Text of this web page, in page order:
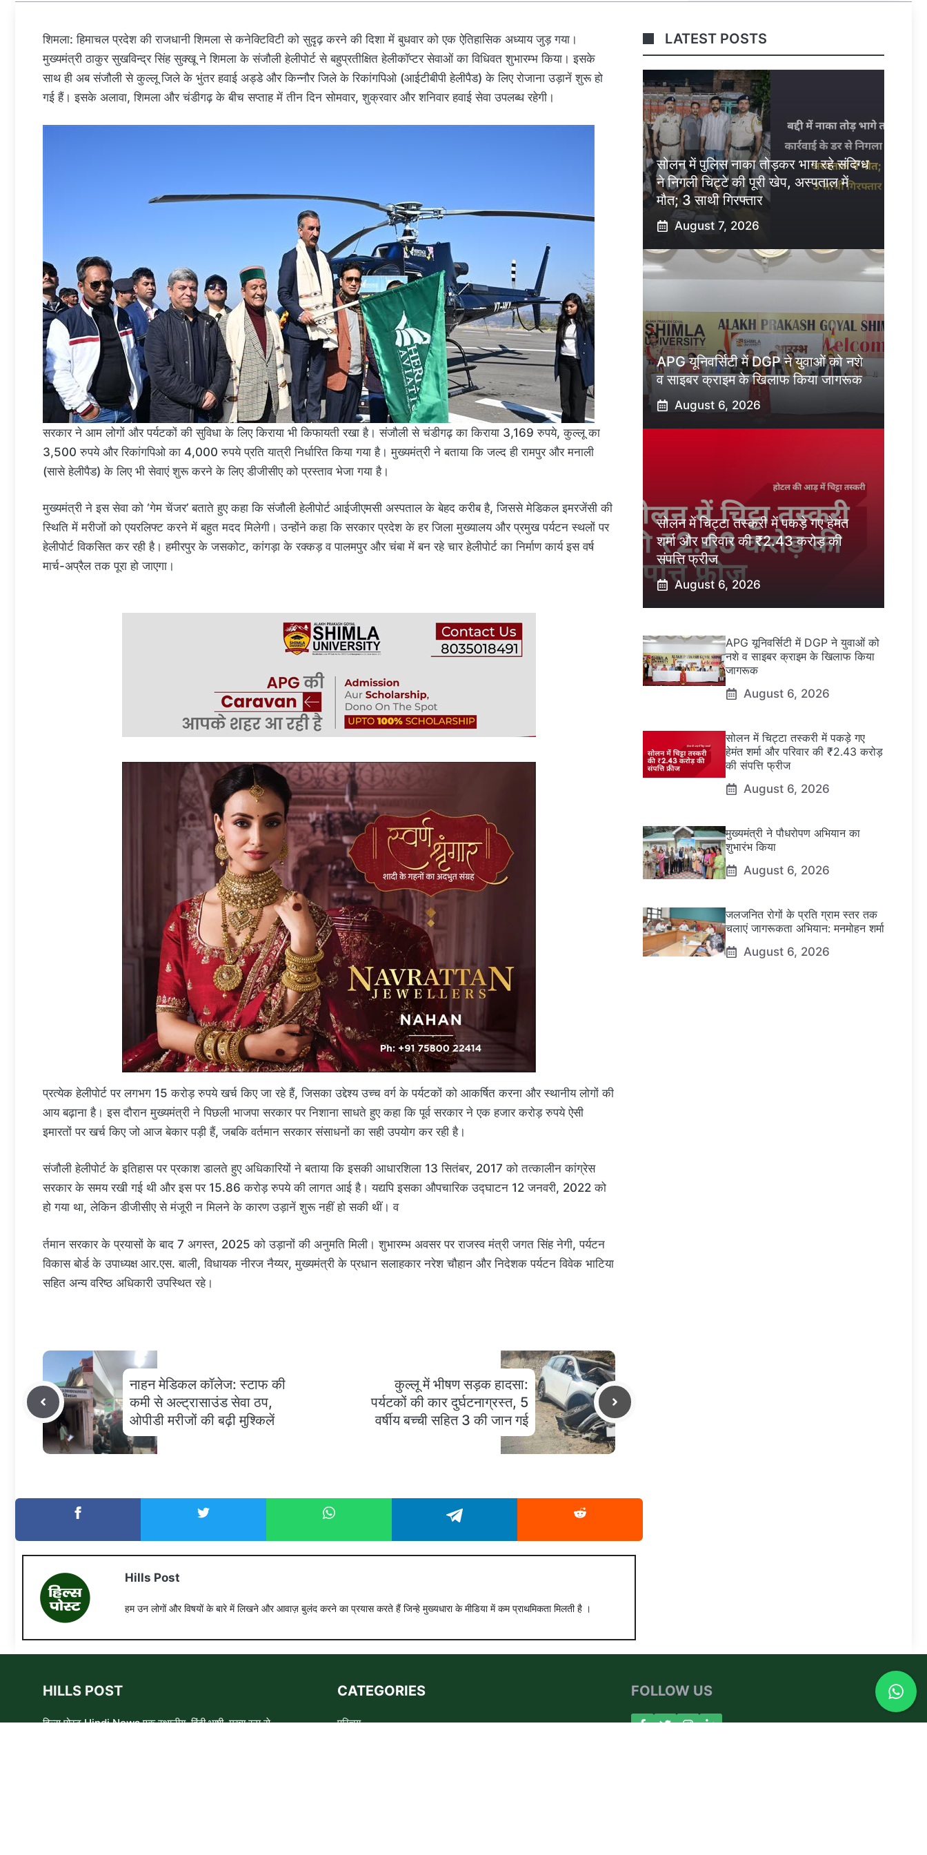
शिमला: हिमाचल प्रदेश की राजधानी शिमला से कनेक्टिविटी को सुदृढ़ करने की दिशा में बुधवार को एक ऐतिहासिक अध्याय जुड़ गया।
मुख्यमंत्री ठाकुर सुखविन्द्र सिंह सुक्खू ने शिमला के संजौली हेलीपोर्ट से बहुप्रतीक्षित हेलीकॉप्टर सेवाओं का विधिवत शुभारम्भ किया। इसके
साथ ही अब संजौली से कुल्लू जिले के भुंतर हवाई अड्डे और किन्नौर जिले के रिकांगपिओ (आईटीबीपी हेलीपैड) के लिए रोजाना उड़ानें शुरू हो
गई हैं। इसके अलावा, शिमला और चंडीगढ़ के बीच सप्ताह में तीन दिन सोमवार, शुक्रवार और शनिवार हवाई सेवा उपलब्ध रहेगी।
सरकार ने आम लोगों और पर्यटकों की सुविधा के लिए किराया भी किफायती रखा है। संजौली से चंडीगढ़ का किराया 3,169 रुपये, कुल्लू का
3,500 रुपये और रिकांगपिओ का 4,000 रुपये प्रति यात्री निर्धारित किया गया है। मुख्यमंत्री ने बताया कि जल्द ही रामपुर और मनाली
(सासे हेलीपैड) के लिए भी सेवाएं शुरू करने के लिए डीजीसीए को प्रस्ताव भेजा गया है।
मुख्यमंत्री ने इस सेवा को ‘गेम चेंजर’ बताते हुए कहा कि संजौली हेलीपोर्ट आईजीएमसी अस्पताल के बेहद करीब है, जिससे मेडिकल इमरजेंसी की
स्थिति में मरीजों को एयरलिफ्ट करने में बहुत मदद मिलेगी। उन्होंने कहा कि सरकार प्रदेश के हर जिला मुख्यालय और प्रमुख पर्यटन स्थलों पर
हेलीपोर्ट विकसित कर रही है। हमीरपुर के जसकोट, कांगड़ा के रक्कड़ व पालमपुर और चंबा में बन रहे चार हेलीपोर्ट का निर्माण कार्य इस वर्ष
मार्च-अप्रैल तक पूरा हो जाएगा।
प्रत्येक हेलीपोर्ट पर लगभग 15 करोड़ रुपये खर्च किए जा रहे हैं, जिसका उद्देश्य उच्च वर्ग के पर्यटकों को आकर्षित करना और स्थानीय लोगों की
आय बढ़ाना है। इस दौरान मुख्यमंत्री ने पिछली भाजपा सरकार पर निशाना साधते हुए कहा कि पूर्व सरकार ने एक हजार करोड़ रुपये ऐसी
इमारतों पर खर्च किए जो आज बेकार पड़ी हैं, जबकि वर्तमान सरकार संसाधनों का सही उपयोग कर रही है।
संजौली हेलीपोर्ट के इतिहास पर प्रकाश डालते हुए अधिकारियों ने बताया कि इसकी आधारशिला 13 सितंबर, 2017 को तत्कालीन कांग्रेस
सरकार के समय रखी गई थी और इस पर 15.86 करोड़ रुपये की लागत आई है। यद्यपि इसका औपचारिक उद्घाटन 12 जनवरी, 2022 को
हो गया था, लेकिन डीजीसीए से मंजूरी न मिलने के कारण उड़ानें शुरू नहीं हो सकी थीं। व
र्तमान सरकार के प्रयासों के बाद 7 अगस्त, 2025 को उड़ानों की अनुमति मिली। शुभारम्भ अवसर पर राजस्व मंत्री जगत सिंह नेगी, पर्यटन
विकास बोर्ड के उपाध्यक्ष आर.एस. बाली, विधायक नीरज नैय्यर, मुख्यमंत्री के प्रधान सलाहकार नरेश चौहान और निदेशक पर्यटन विवेक भाटिया
सहित अन्य वरिष्ठ अधिकारी उपस्थित रहे।
नाहन मेडिकल कॉलेज: स्टाफ की
कमी से अल्ट्रासाउंड सेवा ठप,
ओपीडी मरीजों की बढ़ी मुश्किलें
कुल्लू में भीषण सड़क हादसा:
पर्यटकों की कार दुर्घटनाग्रस्त, 5
वर्षीय बच्ची सहित 3 की जान गई
Hills Post
हम उन लोगों और विषयों के बारे में लिखने और आवाज़ बुलंद करने का प्रयास करते हैं जिन्हे मुख्यधारा के मीडिया में कम प्राथमिकता मिलती है ।
LATEST POSTS
सोलन में पुलिस नाका तोड़कर भाग रहे संदिग्ध
ने निगली चिट्टे की पूरी खेप, अस्पताल में
मौत; 3 साथी गिरफ्तार
August 7, 2026
APG यूनिवर्सिटी में DGP ने युवाओं को नशे
व साइबर क्राइम के खिलाफ किया जागरूक
August 6, 2026
सोलन में चिट्टा तस्करी में पकड़े गए हेमंत
शर्मा और परिवार की ₹2.43 करोड़ की
संपत्ति फ्रीज
August 6, 2026
APG यूनिवर्सिटी में DGP ने युवाओं को
नशे व साइबर क्राइम के खिलाफ किया
जागरूक
August 6, 2026
सोलन में चिट्टा तस्करी में पकड़े गए
हेमंत शर्मा और परिवार की ₹2.43 करोड़
की संपत्ति फ्रीज
August 6, 2026
मुख्यमंत्री ने पौधरोपण अभियान का
शुभारंभ किया
August 6, 2026
जलजनित रोगों के प्रति ग्राम स्तर तक
चलाएं जागरूकता अभियान: मनमोहन शर्मा
August 6, 2026
HILLS POST
हिल्स पोस्ट Hindi News एक स्थानीय, हिंदी भाषी, मुख्य रूप से
CATEGORIES
परिचय
FOLLOW US